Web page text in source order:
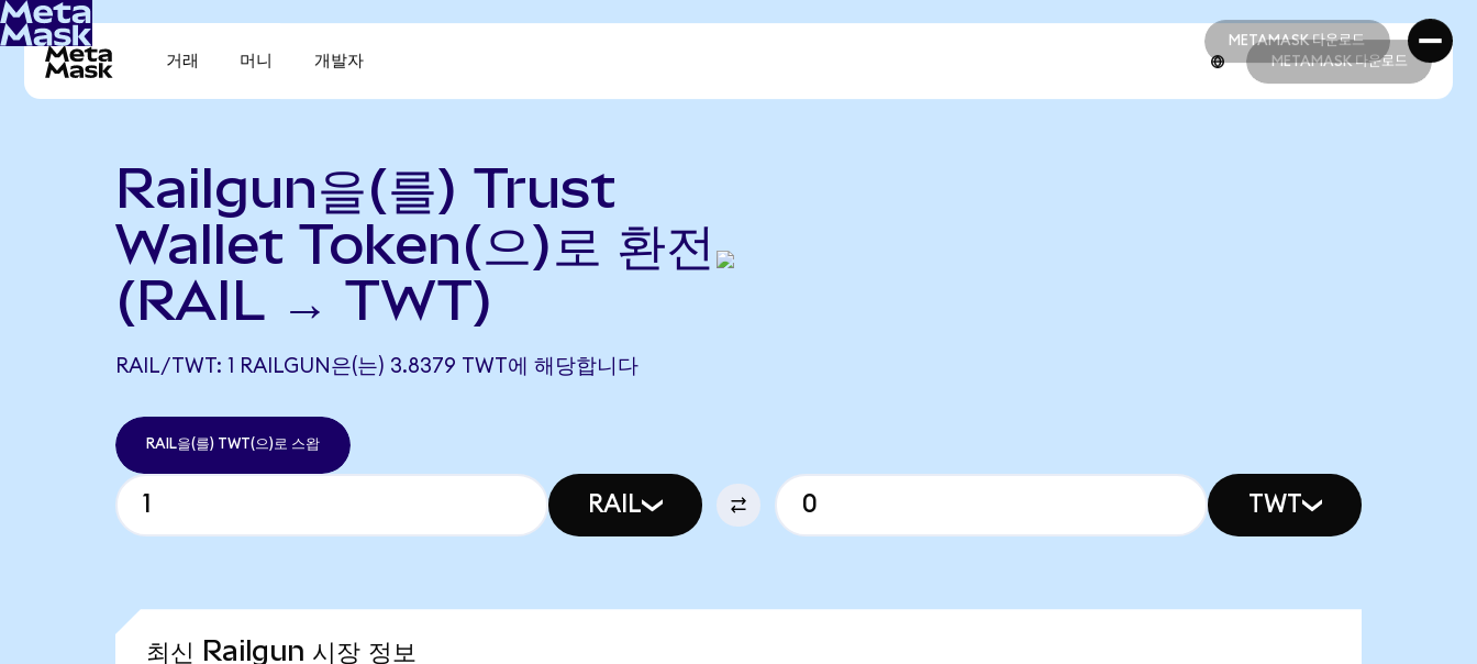
METAMASK 다운로드
METAMASK 다운로드
거래 머니 개발자 METAMASK 다운로드
Railgun을(를) Trust
Wallet Token(으)로 환전
(RAIL → TWT)
RAIL/TWT: 1 RAILGUN은(는) 3.8379 TWT에 해당합니다
RAIL을(를) TWT(으)로 스왑
RAIL TWT
최신 Railgun 시장 정보